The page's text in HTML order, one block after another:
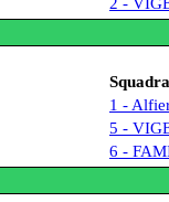
1 -
5 -
6 -